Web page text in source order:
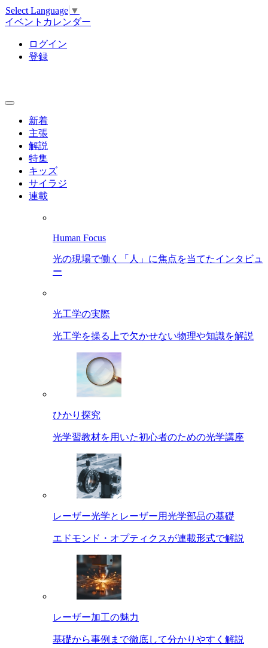
Select Language ▼
イベントカレンダー
ログイン
登録
新着
主張
解説
特集
キッズ
サイラジ
連載
Human Focus
光の現場で働く「人」に焦点を当てたインタビュ
ー
光工学の実際
光工学を操る上で欠かせない物理や知識を解説
ひかり探究
光学習教材を用いた初心者のための光学講座
レーザー光学とレーザー用光学部品の基礎
エドモンド・オプティクスが連載形式で解説
レーザー加工の魅力
基礎から事例まで徹底して分かりやすく解説